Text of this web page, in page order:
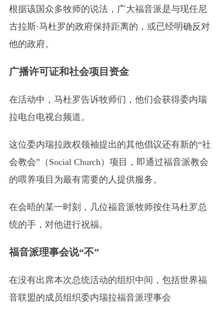
根据该国众多牧师的说法，广大福音派是与现任尼
古拉斯·马杜罗的政府保持距离的，或已经明确反对
他的政府。
广播许可证和社会项目资金
在活动中，马杜罗告诉牧师们，他们会获得委内瑞
拉电台电视台频道。
这位委内瑞拉政权领袖提出的其他倡议还有新的“社
会教会” （Social Church） 项目，即通过福音派教会
的喂养项目为最有需要的人提供服务。
在会晤的某一时刻，几位福音派牧师按住马杜罗总
统的手，对他进行祝福。
福音派理事会说“不”
在没有出席本次总统活动的组织中间，包括世界福
音联盟的成员组织委内瑞拉福音派理事会